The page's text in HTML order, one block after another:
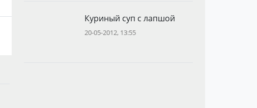
Куриный суп с лапшой
20-05-2012, 13:55